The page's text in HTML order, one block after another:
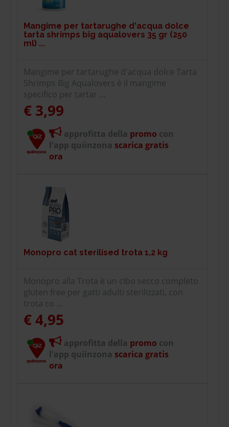
Mangime per tartarughe d'acqua dolce
tarta shrimps big aqualovers 35 gr (250
ml) ...
Mangime per tartarughe d'acqua dolce Tarta
Shrimps Big Aqualovers è il mangime
specifico per tartar ...
€ 3,99
approfitta della promo con
l'app quiinzona scarica gratis
ora
Monopro cat sterilised trota 1,2 kg
Monopro alla Trota è un cibo secco completo
gluten free per gatti adulti sterilizzati, con
trota co ...
€ 4,95
approfitta della promo con
l'app quiinzona scarica gratis
ora